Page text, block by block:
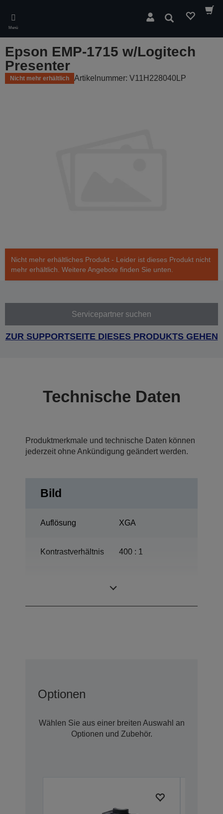
main
content
Menü
Suchen
Epson EMP-1715 w/Logitech
Presenter
Nicht mehr erhältlich Artikelnummer: V11H228040LP
Nicht mehr erhältliches Produkt - Leider ist dieses Produkt nicht
mehr erhältlich. Weitere Angebote finden Sie unten.
Servicepartner suchen
ZUR SUPPORTSEITE DIESES PRODUKTS GEHEN
Technische Daten
Produktmerkmale und technische Daten können
jederzeit ohne Ankündigung geändert werden.
Bild
Auflösung XGA
Kontrastverhältnis 400 : 1
Optionen
Wählen Sie aus einer breiten Auswahl an
Optionen und Zubehör.